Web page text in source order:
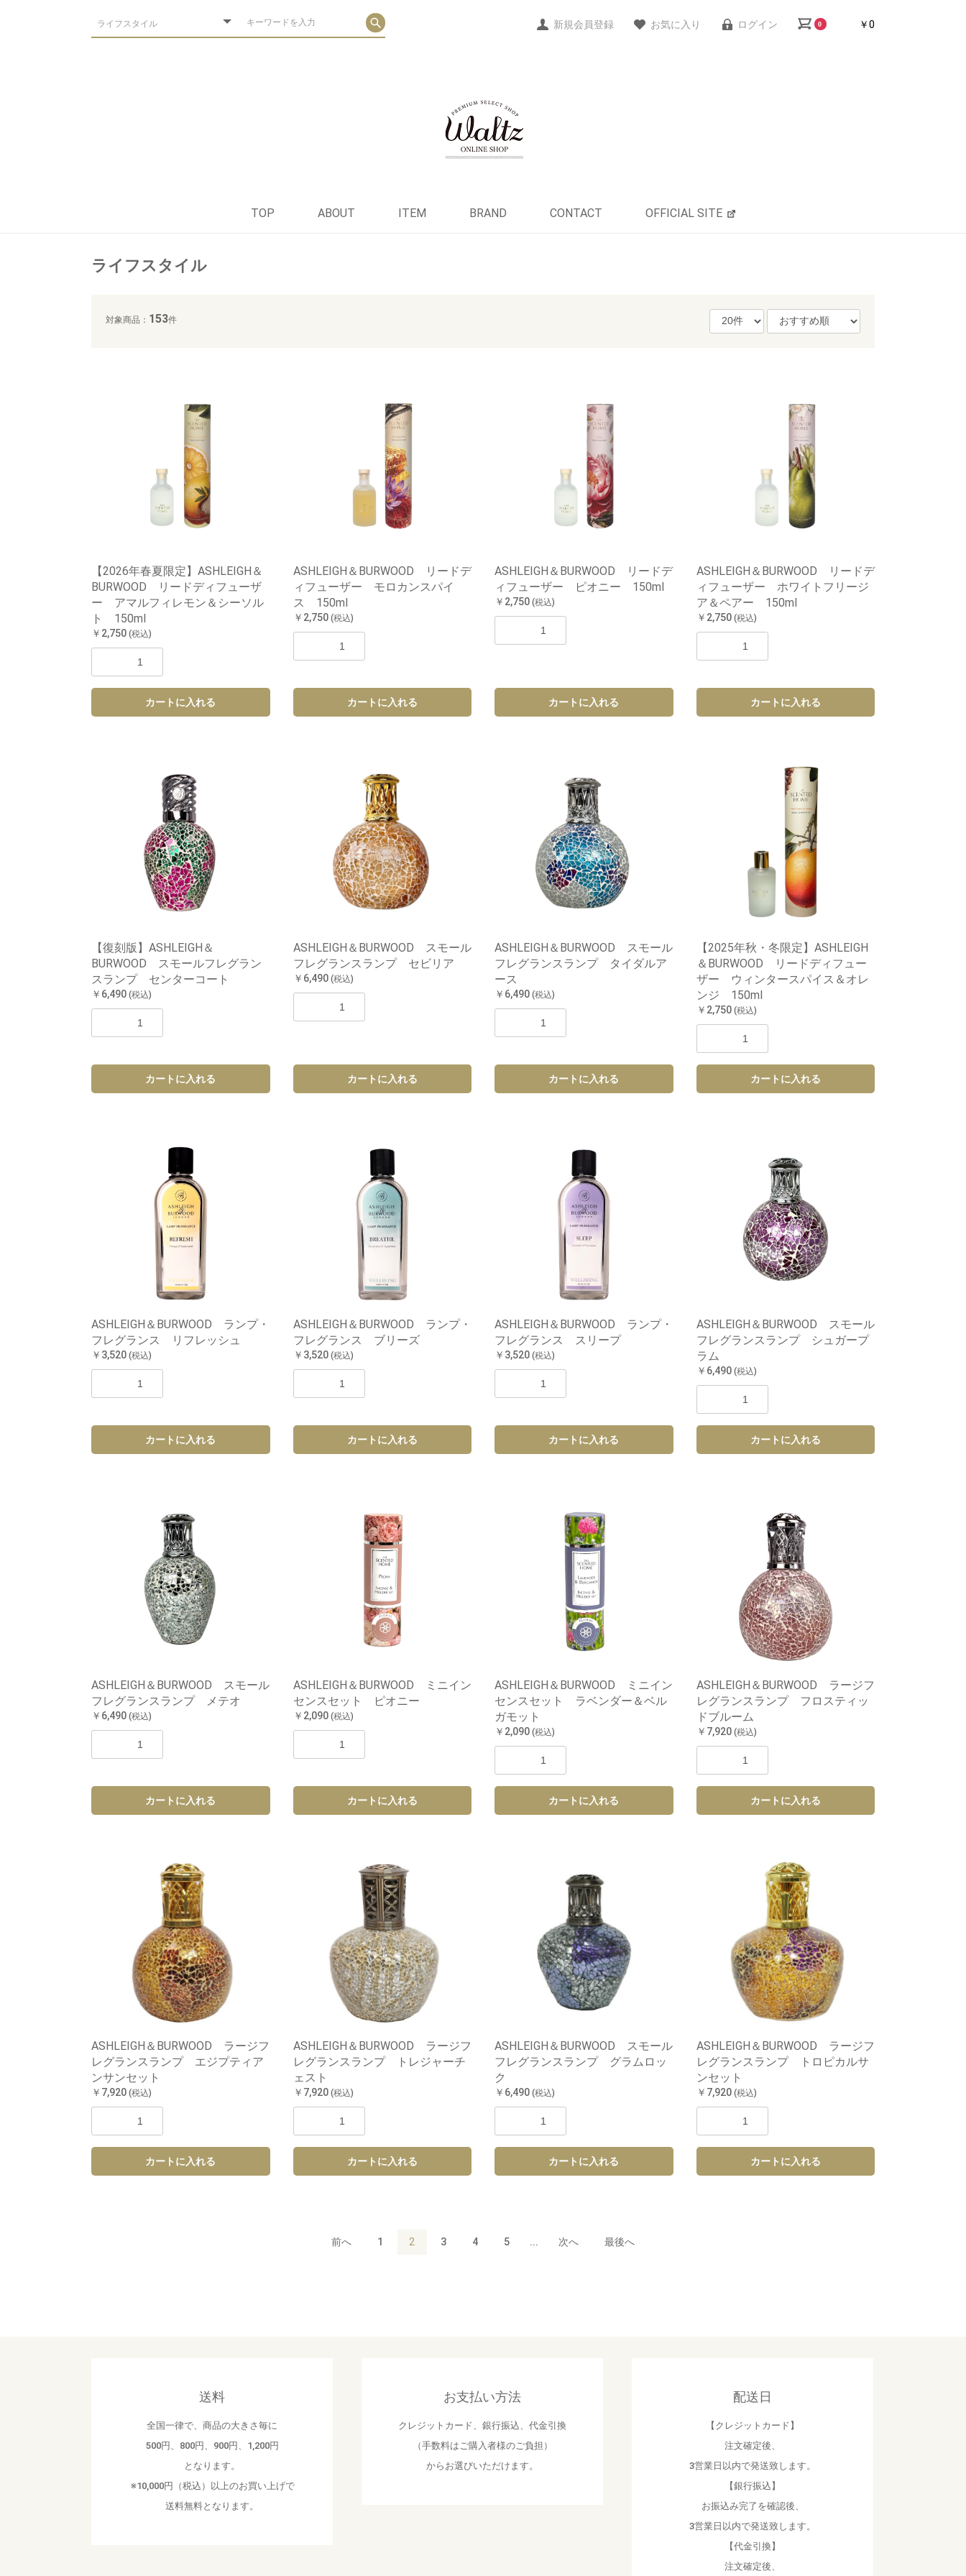
新規会員登録 お気に入り ログイン 0 ￥0
TOP ABOUT ITEM BRAND CONTACT OFFICIAL SITE
ライフスタイル
対象商品： 153件
【2026年春夏限定】ASHLEIGH＆
BURWOOD リードディフューザ
ー アマルフィレモン＆シーソル
ト 150ml
￥2,750 (税込)
カートに入れる
ASHLEIGH＆BURWOOD リードデ
ィフューザー モロカンスパイ
ス 150ml
￥2,750 (税込)
カートに入れる
ASHLEIGH＆BURWOOD リードデ
ィフューザー ピオニー 150ml
￥2,750 (税込)
カートに入れる
ASHLEIGH＆BURWOOD リードデ
ィフューザー ホワイトフリージ
ア＆ペアー 150ml
￥2,750 (税込)
カートに入れる
【復刻版】ASHLEIGH＆
BURWOOD スモールフレグラン
スランプ センターコート
￥6,490 (税込)
カートに入れる
ASHLEIGH＆BURWOOD スモール
フレグランスランプ セビリア
￥6,490 (税込)
カートに入れる
ASHLEIGH＆BURWOOD スモール
フレグランスランプ タイダルア
ース
￥6,490 (税込)
カートに入れる
【2025年秋・冬限定】ASHLEIGH
＆BURWOOD リードディフュー
ザー ウィンタースパイス＆オレ
ンジ 150ml
￥2,750 (税込)
カートに入れる
ASHLEIGH＆BURWOOD ランプ・
フレグランス リフレッシュ
￥3,520 (税込)
カートに入れる
ASHLEIGH＆BURWOOD ランプ・
フレグランス ブリーズ
￥3,520 (税込)
カートに入れる
ASHLEIGH＆BURWOOD ランプ・
フレグランス スリープ
￥3,520 (税込)
カートに入れる
ASHLEIGH＆BURWOOD スモール
フレグランスランプ シュガープ
ラム
￥6,490 (税込)
カートに入れる
ASHLEIGH＆BURWOOD スモール
フレグランスランプ メテオ
￥6,490 (税込)
カートに入れる
ASHLEIGH＆BURWOOD ミニイン
センスセット ピオニー
￥2,090 (税込)
カートに入れる
ASHLEIGH＆BURWOOD ミニイン
センスセット ラベンダー＆ベル
ガモット
￥2,090 (税込)
カートに入れる
ASHLEIGH＆BURWOOD ラージフ
レグランスランプ フロスティッ
ドブルーム
￥7,920 (税込)
カートに入れる
ASHLEIGH＆BURWOOD ラージフ
レグランスランプ エジプティア
ンサンセット
￥7,920 (税込)
カートに入れる
ASHLEIGH＆BURWOOD ラージフ
レグランスランプ トレジャーチ
ェスト
￥7,920 (税込)
カートに入れる
ASHLEIGH＆BURWOOD スモール
フレグランスランプ グラムロッ
ク
￥6,490 (税込)
カートに入れる
ASHLEIGH＆BURWOOD ラージフ
レグランスランプ トロピカルサ
ンセット
￥7,920 (税込)
カートに入れる
カートへ進む
前へ 1 2 3 4 5 ... 次へ 最後へ
送料
全国一律で、商品の大きさ毎に
500円、800円、900円、1,200円
となります。
※10,000円（税込）以上のお買い上げで
送料無料となります。
お支払い方法
クレジットカード、銀行振込、代金引換
（手数料はご購入者様のご負担）
からお選びいただけます。
配送日
【クレジットカード】
注文確定後、
3営業日以内で発送致します。
【銀行振込】
お振込み完了を確認後、
3営業日以内で発送致します。
【代金引換】
注文確定後、